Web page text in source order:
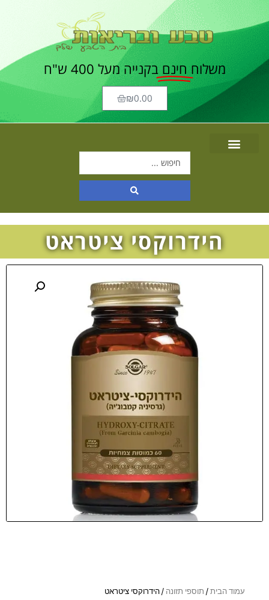
משלוח חינם בקנייה מעל 400 ש"ח
₪0.00
הידרוקסי ציטראט
עמוד הבית/ תוספי תזונה / הידרוקסי ציטראט